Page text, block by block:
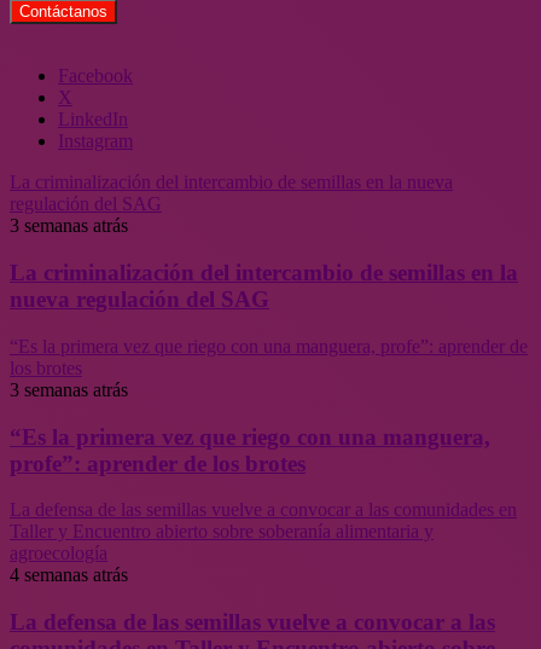
Facebook
X
LinkedIn
Instagram
La criminalización del intercambio de semillas en la nueva
regulación del SAG
3 semanas atrás
La criminalización del intercambio de semillas en la
nueva regulación del SAG
“Es la primera vez que riego con una manguera, profe”: aprender de
los brotes
3 semanas atrás
“Es la primera vez que riego con una manguera,
profe”: aprender de los brotes
La defensa de las semillas vuelve a convocar a las comunidades en
Taller y Encuentro abierto sobre soberanía alimentaria y
agroecología
4 semanas atrás
La defensa de las semillas vuelve a convocar a las